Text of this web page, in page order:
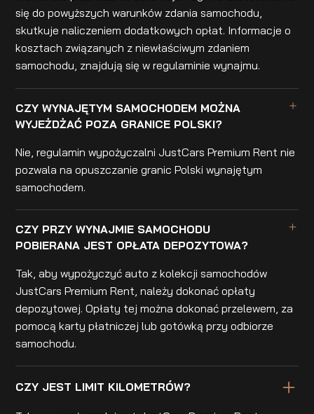
się do powyższych warunków zdania samochodu,
skutkuje naliczeniem dodatkowych opłat. Informacje o
kosztach związanych z niewłaściwym zdaniem
samochodu, znajdują się w regulaminie wynajmu.
CZY WYNAJĘTYM SAMOCHODEM MOŻNA
WYJEŻDŻAĆ POZA GRANICE POLSKI?
Nie, regulamin wypożyczalni JustCars Premium Rent nie
pozwala na opuszczanie granic Polski wynajętym
samochodem.
CZY PRZY WYNAJMIE SAMOCHODU
POBIERANA JEST OPŁATA DEPOZYTOWA?
Tak, aby wypożyczyć auto z kolekcji samochodów
JustCars Premium Rent, należy dokonać opłaty
depozytowej. Opłaty tej można dokonać przelewem, za
pomocą karty płatniczej lub gotówką przy odbiorze
samochodu.
CZY JEST LIMIT KILOMETRÓW?